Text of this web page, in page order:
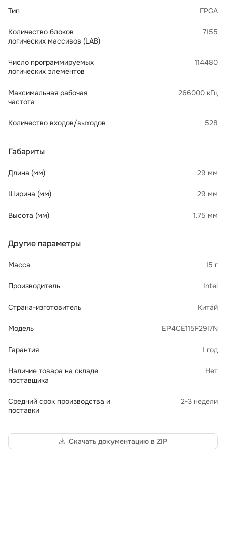
Тип FPGA
Количество блоков
логических массивов (LAB)
7155
Число программируемых
логических элементов
114480
Максимальная рабочая
частота
266000 кГц
Количество входов/выходов 528
Габариты
Длина (мм) 29 мм
Ширина (мм) 29 мм
Высота (мм) 1.75 мм
Другие параметры
Масса 15 г
Производитель Intel
Страна-изготовитель Китай
Модель EP4CE115F29I7N
Гарантия 1 год
Наличие товара на складе
поставщика
Нет
Средний срок производства и
поставки
2-3 недели
Скачать документацию в ZIP